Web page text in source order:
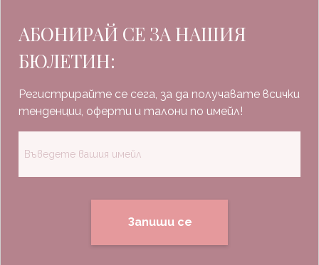
АБОНИРАЙ СЕ ЗА НАШИЯ
БЮЛЕТИН:
Регистрирайте се сега, за да получавате всички
тенденции, оферти и талони по имейл!
Запиши се